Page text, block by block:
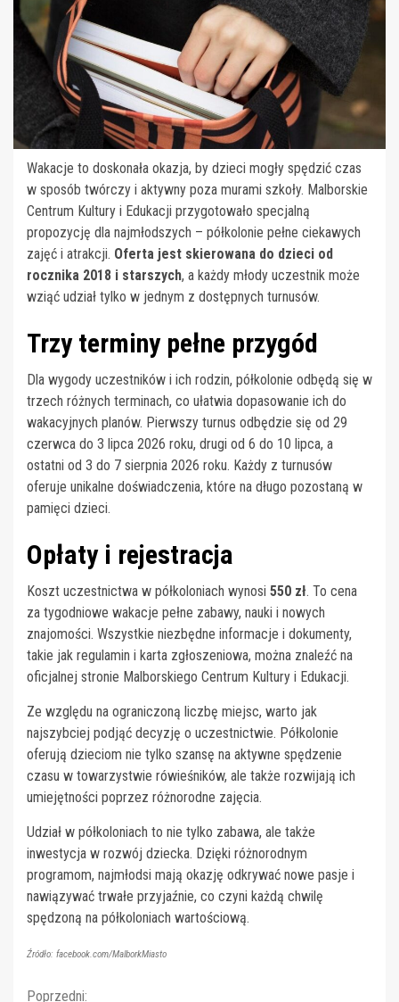
Wakacje to doskonała okazja, by dzieci mogły spędzić czas
w sposób twórczy i aktywny poza murami szkoły. Malborskie
Centrum Kultury i Edukacji przygotowało specjalną
propozycję dla najmłodszych – półkolonie pełne ciekawych
zajęć i atrakcji. Oferta jest skierowana do dzieci od
rocznika 2018 i starszych, a każdy młody uczestnik może
wziąć udział tylko w jednym z dostępnych turnusów.
Trzy terminy pełne przygód
Dla wygody uczestników i ich rodzin, półkolonie odbędą się w
trzech różnych terminach, co ułatwia dopasowanie ich do
wakacyjnych planów. Pierwszy turnus odbędzie się od 29
czerwca do 3 lipca 2026 roku, drugi od 6 do 10 lipca, a
ostatni od 3 do 7 sierpnia 2026 roku. Każdy z turnusów
oferuje unikalne doświadczenia, które na długo pozostaną w
pamięci dzieci.
Opłaty i rejestracja
Koszt uczestnictwa w półkoloniach wynosi 550 zł. To cena
za tygodniowe wakacje pełne zabawy, nauki i nowych
znajomości. Wszystkie niezbędne informacje i dokumenty,
takie jak regulamin i karta zgłoszeniowa, można znaleźć na
oficjalnej stronie Malborskiego Centrum Kultury i Edukacji.
Ze względu na ograniczoną liczbę miejsc, warto jak
najszybciej podjąć decyzję o uczestnictwie. Półkolonie
oferują dzieciom nie tylko szansę na aktywne spędzenie
czasu w towarzystwie rówieśników, ale także rozwijają ich
umiejętności poprzez różnorodne zajęcia.
Udział w półkoloniach to nie tylko zabawa, ale także
inwestycja w rozwój dziecka. Dzięki różnorodnym
programom, najmłodsi mają okazję odkrywać nowe pasje i
nawiązywać trwałe przyjaźnie, co czyni każdą chwilę
spędzoną na półkoloniach wartościową.
Źródło: facebook.com/MalborkMiasto
Poprzedni: